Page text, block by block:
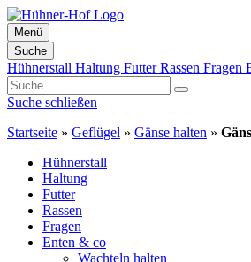
Menü
Suche
Zum
Inhalt
springen
Hühnerstall Haltung FutterRassen Fragen
Suche schließen
Startseite » Geflügel » Gänse halten »
Hühnerstall
Haltung
Futter
Rassen
Fragen
Enten & co
Wachteln halten